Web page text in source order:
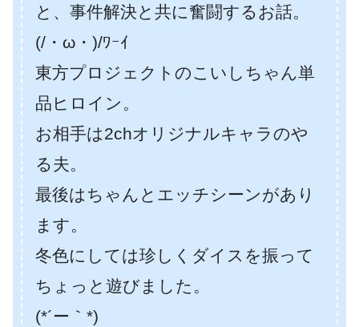
と、事件解決と共に奮闘するお話。
(/・ω・)/ﾜｰｲ
東方プロジェクトのこいしちゃん単
品ヒロイン。
お相手は2chオリジナルキャラのや
る夫。
最後はちゃんとエッチシーンがあり
ます。
冬色にしては珍しくダイスを振って
ちょっと遊びました。
(*´ー｀*)